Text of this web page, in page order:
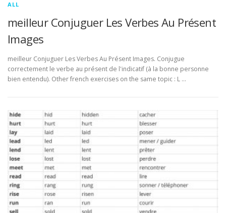
ALL
meilleur Conjuguer Les Verbes Au Présent
Images
meilleur Conjuguer Les Verbes Au Présent Images. Conjugue
correctement le verbe au présent de l'indicatif (à la bonne personne
bien entendu). Other french exercises on the same topic : L …